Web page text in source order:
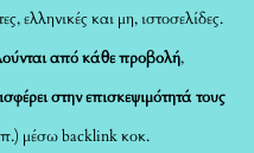
ελληνικές και μη, ιστοσελίδες.
από κάθε προβολή,
στην επισκεψιμότητά τους
μέσω backlink κοκ.